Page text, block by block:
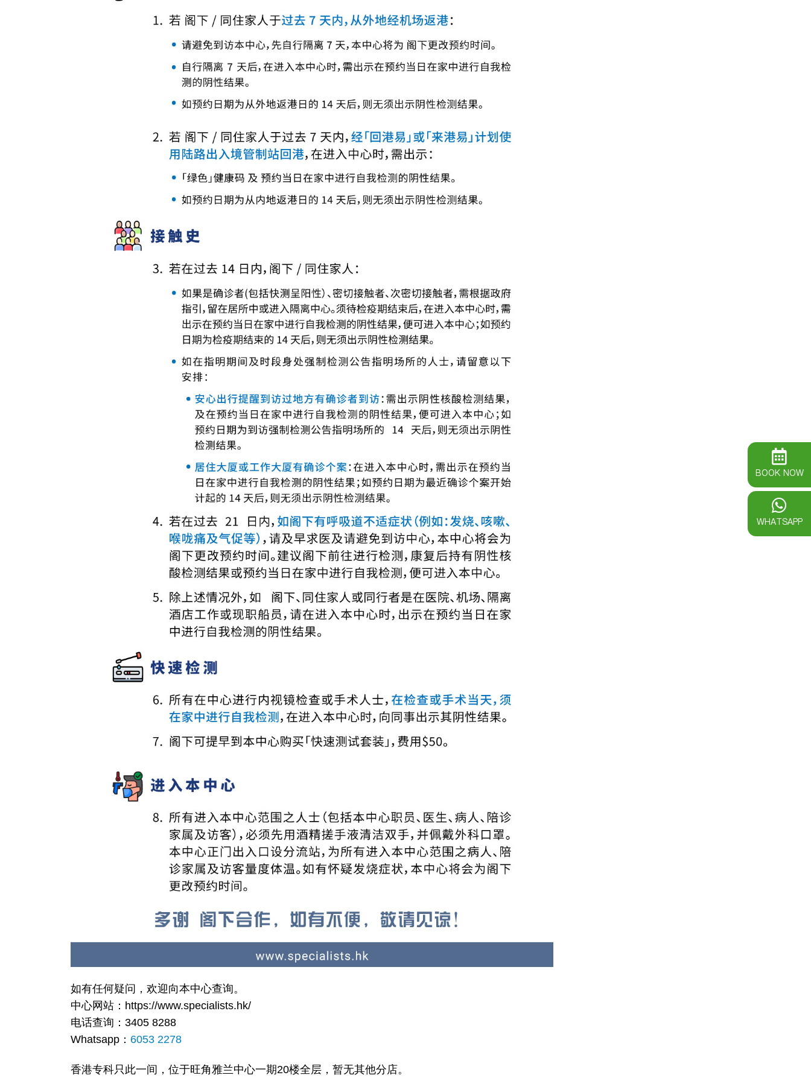
如有任何疑问，欢迎向本中心查询。
中心网站：https://www.specialists.hk/
电话查询：3405 8288
Whatsapp： 6053 2278
香港专科只此一间，位于旺角雅兰中心一期20楼全层，暂无其他分店。
BOOK NOW
WHATSAPP